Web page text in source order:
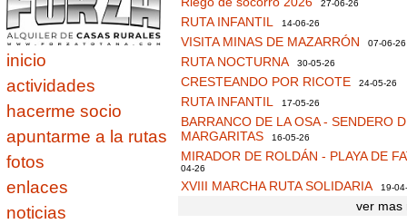
inicio
actividades
hacerme socio
apuntarme a la rutas
fotos
enlaces
noticias
27-06-26
RUTA INFANTIL 14-06-26
VISITA MINAS DE MAZARRÓN 07-06-26
RUTA NOCTURNA 30-05-26
CRESTEANDO POR RICOTE 24-05-26
RUTA INFANTIL 17-05-26
BARRANCO DE LA OSA - SENDERO
MARGARITAS 16-05-26
MIRADOR DE ROLDÁN - PLAYA DE
04-26
XVIII MARCHA RUTA SOLIDARIA 19-
ver mas